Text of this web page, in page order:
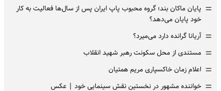
= پایان ماکان بند؛ گروه محبوب پاپ ایران پس از سال‌ها فعالیت به کار
خود پایان می‌دهد؟
= آریانا گرانده دارد می‌میرد؟
= مستندی از محل سکونت رهبر شهید انقلاب
= اعلام زمان خاکسپاری مریم همتیان
= خواننده مشهور در نخستین نقش سینمایی خود |‌ عکس